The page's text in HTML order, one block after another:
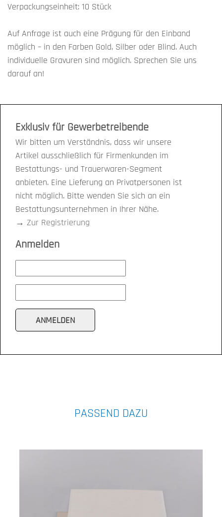
Verpackungseinheit: 10 Stück
Auf Anfrage ist auch eine Prägung für den Einband
möglich – in den Farben Gold, Silber oder Blind. Auch
individuelle Gravuren sind möglich. Sprechen Sie uns
darauf an!
Exklusiv für Gewerbetreibende
Wir bitten um Verständnis, dass wir unsere
Artikel ausschließlich für Firmenkunden im
Bestattungs- und Trauerwaren-Segment
anbieten. Eine Lieferung an Privatpersonen ist
nicht möglich. Bitte wenden Sie sich an ein
Bestattungsunternehmen in Ihrer Nähe.
→ Zur Registrierung
Anmelden
PASSEND DAZU